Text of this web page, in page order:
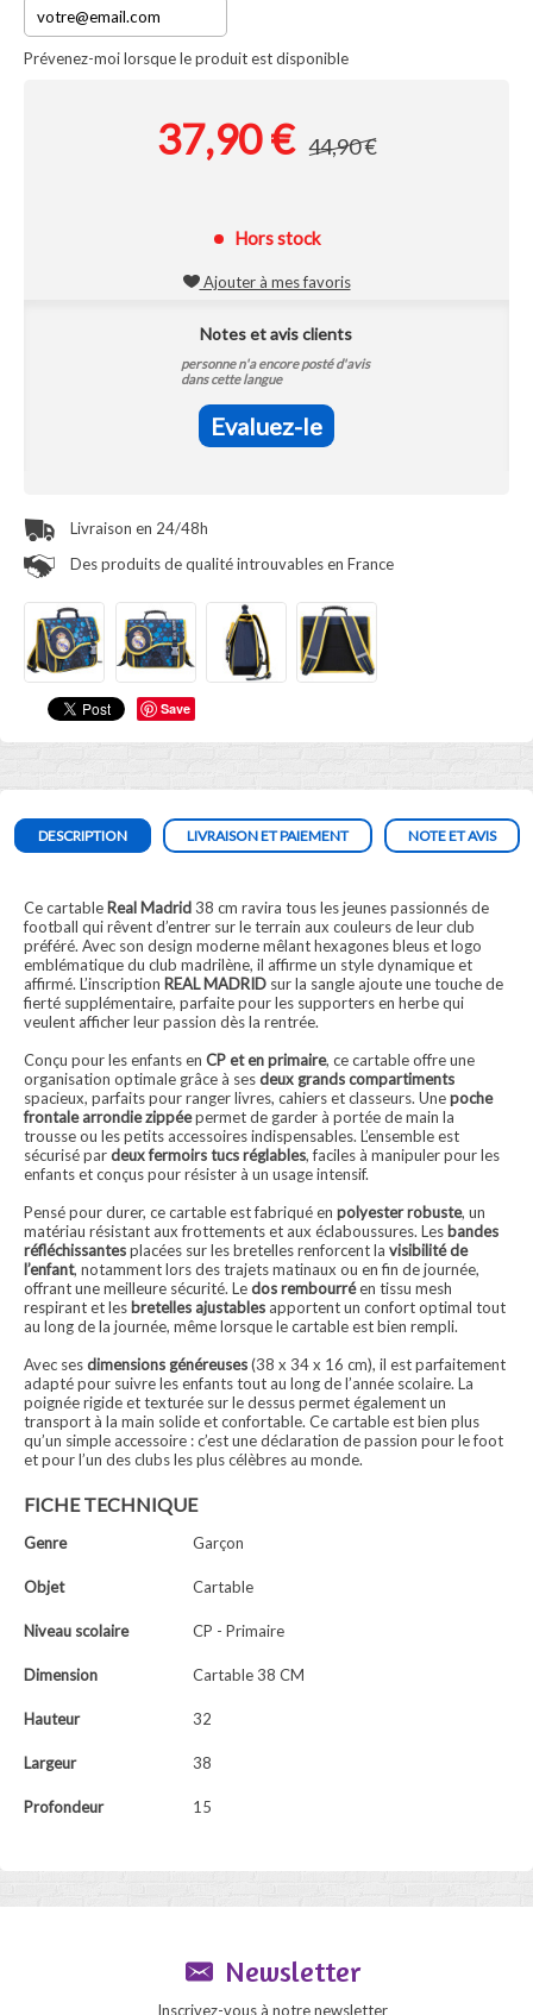
Save
Prévenez-moi lorsque le produit est disponible
37,90 € 44,90 €
Hors stock
Ajouter à mes favoris
Notes et avis clients
personne n'a encore posté d'avis
dans cette langue
Evaluez-le
Livraison en 24/48h
Des produits de qualité introuvables en France
DESCRIPTION LIVRAISON ET PAIEMENT NOTE ET AVIS
Ce cartable Real Madrid38 cm ravira tous les jeunes passionnés de
football qui rêvent d’entrer sur le terrain aux couleurs de leur club
préféré. Avec son design moderne mêlant hexagones bleus et logo
emblématique du club madrilène, il affirme un style dynamique et
affirmé. L’inscription REAL MADRID sur la sangle ajoute une touche de
fierté supplémentaire, parfaite pour les supporters en herbe qui
veulent afficher leur passion dès la rentrée.
Conçu pour les enfants en CP et en primaire, ce cartable offre une
organisation optimale grâce à sesdeux grands compartiments
spacieux, parfaits pour ranger livres, cahiers et classeurs. Unepoche
frontale arrondie zippéepermet de garder à portée de main la
trousse ou les petits accessoires indispensables. L’ensemble est
sécurisé pardeux fermoirs tucs réglables, faciles à manipuler pour les
enfants et conçus pour résister à un usage intensif.
Pensé pour durer, ce cartable est fabriqué en polyester robuste, un
matériau résistant aux frottements et aux éclaboussures. Les bandes
réfléchissantesplacées sur les bretelles renforcent la visibilité de
l’enfant, notamment lors des trajets matinaux ou en fin de journée,
offrant une meilleure sécurité. Ledos rembourréen tissu mesh
respirant et les bretelles ajustables apportent un confort optimal tout
au long de la journée, même lorsque le cartable est bien rempli.
Avec sesdimensions généreuses(38 x 34 x 16 cm), il est parfaitement
adapté pour suivre les enfants tout au long de l’année scolaire. La
poignée rigide et texturée sur le dessus permet également un
transport à la main solide et confortable. Ce cartable est bien plus
qu’un simple accessoire : c’est une déclaration de passion pour le foot
et pour l’un des clubs les plus célèbres au monde.
FICHE TECHNIQUE
Genre Garçon
Objet Cartable
Niveau scolaire CP - Primaire
Dimension Cartable 38 CM
Hauteur 32
Largeur 38
Profondeur 15
Newsletter
Inscrivez-vous à notre newsletter